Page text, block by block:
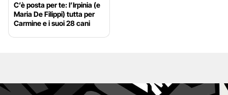
C’è posta per te: l’Irpinia (e
Maria De Filippi) tutta per
Carmine e i suoi 28 cani